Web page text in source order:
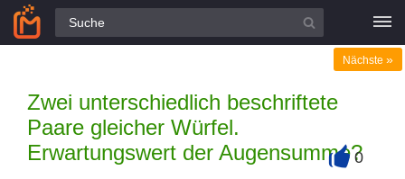
Alle Fragen
Zwei unterschiedlich beschriftete
Paare gleicher Würfel.
Erwartungswert der Augensumme?
Nächste »
0